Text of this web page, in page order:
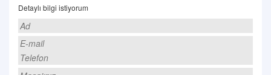
Detaylı bilgi istiyorum